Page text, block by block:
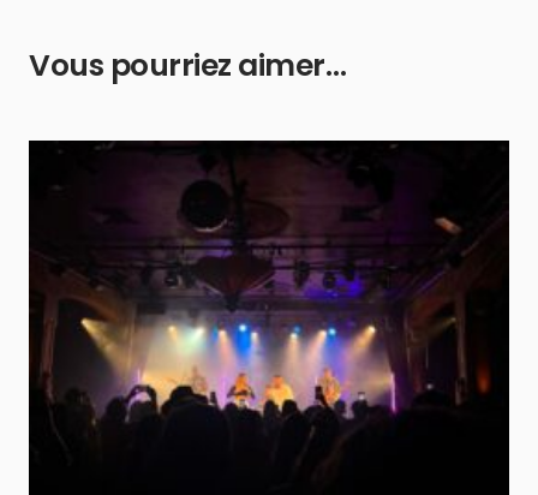
Vous pourriez aimer…